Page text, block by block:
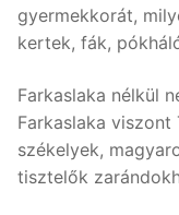
gyermekkorát,
kertek, fák,
Farkaslaka nélkül
Farkaslaka viszont
székelyek,
tisztelők